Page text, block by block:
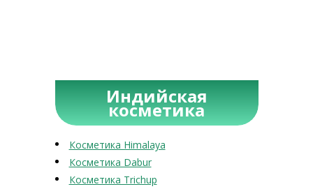
Индийская
косметика
Косметика Himalaya
Косметика Dabur
Косметика Trichup